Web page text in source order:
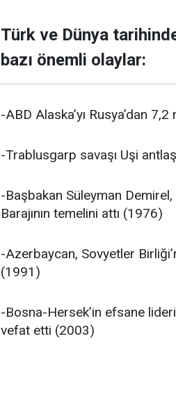
Türk ve Dünya
bazı önemli olaylar:
-ABD Alaska’yı Rusya’dan
-Trablusgarp savaşı Uşi
-Başbakan Süleyman
Barajının temelini attı (1976)
-Azerbaycan, Sovyetler
(1991)
-Bosna-Hersek’in efsane
vefat etti (2003)